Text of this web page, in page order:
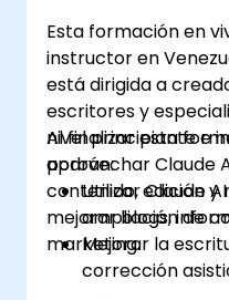
Esta formación en
instructor en
está dirigida a
escritores y
nivel principiante e
aprovechar Claude
contenido, edición y
mejorar blogs,
marketing.
Al finalizar esta
podrán:
Utilizar Claude
ampliación de
Mejorar la
corrección